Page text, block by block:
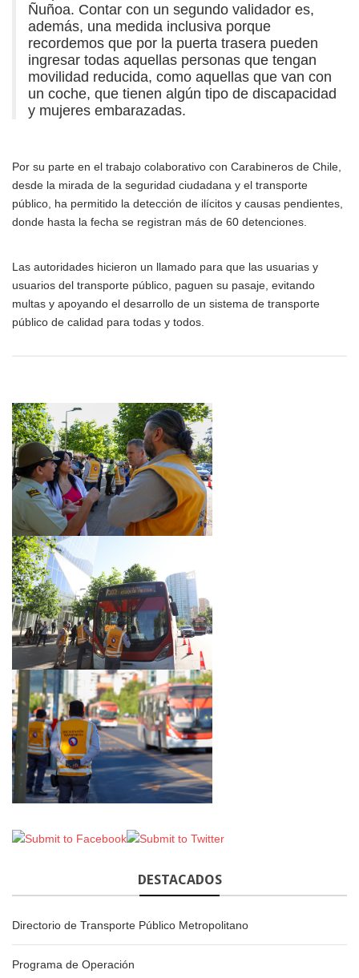
Ñuñoa. Contar con un segundo validador es,
además, una medida inclusiva porque
recordemos que por la puerta trasera pueden
ingresar todas aquellas personas que tengan
movilidad reducida, como aquellas que van con
un coche, que tienen algún tipo de discapacidad
y mujeres embarazadas.
Por su parte en el trabajo colaborativo con Carabineros de Chile,
desde la mirada de la seguridad ciudadana y el transporte
público, ha permitido la detección de ilícitos y causas pendientes,
donde hasta la fecha se registran más de 60 detenciones.
Las autoridades hicieron un llamado para que las usuarias y
usuarios del transporte público, paguen su pasaje, evitando
multas y apoyando el desarrollo de un sistema de transporte
público de calidad para todas y todos.
DESTACADOS
Directorio de Transporte Público Metropolitano
Programa de Operación